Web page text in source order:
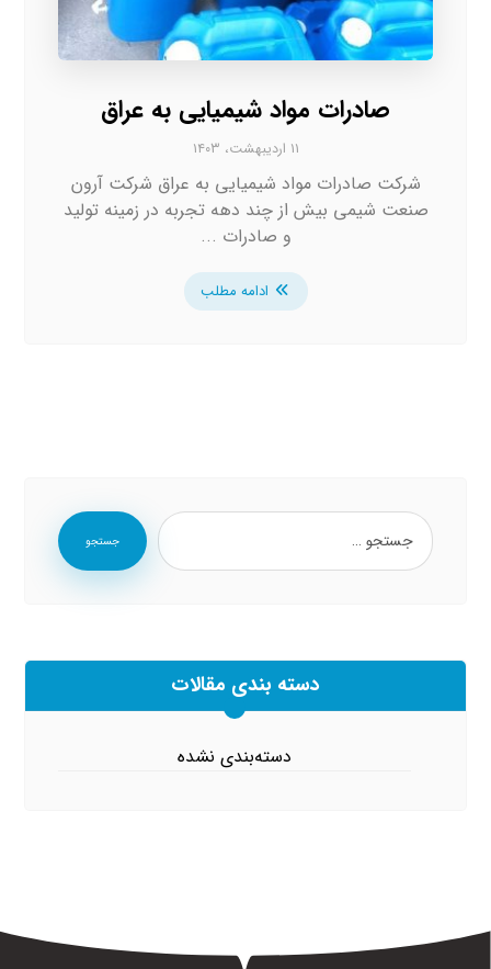
صادرات مواد شیمیایی به عراق
۱۱ اردیبهشت، ۱۴۰۳
شرکت صادرات مواد شیمیایی به عراق شرکت آرون
صنعت شیمی بیش از چند دهه تجربه در زمینه تولید
و صادرات ...
ادامه مطلب
جستجو
دسته بندی مقالات
دسته‌بندی نشده